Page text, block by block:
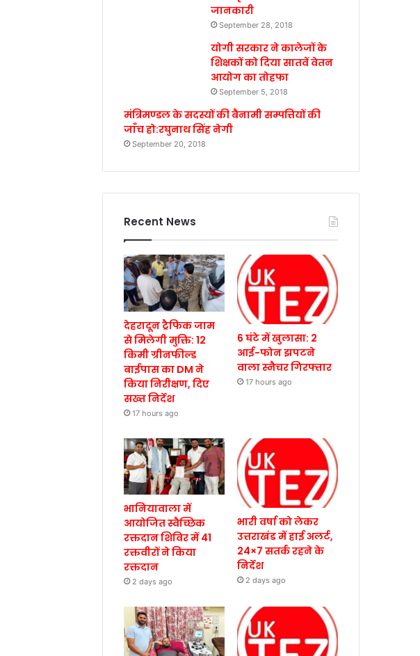
जानकारी
September 28, 2018
योगी सरकार ने कालेजों के
शिक्षकों को दिया सातवें वेतन
आयोग का तोहफा
September 5, 2018
मंत्रिमण्डल के सदस्यों की बैनामी सम्पत्तियों की
जाँच हो:रघुनाथ सिंह नेगी
September 20, 2018
Recent News
देहरादून ट्रैफिक जाम
से मिलेगी मुक्ति: 12
किमी ग्रीनफील्ड
बाईपास का DM ने
किया निरीक्षण, दिए
सख्त निर्देश
17 hours ago
6 घंटे में खुलासा: 2
आई-फोन झपटने
वाला स्नैचर गिरफ्तार
17 hours ago
भानियावाला में
आयोजित स्वैच्छिक
रक्तदान शिविर में 41
रक्तवीरों ने किया
रक्तदान
2 days ago
भारी वर्षा को लेकर
उत्तराखंड में हाई अलर्ट,
24×7 सतर्क रहने के
निर्देश
2 days ago